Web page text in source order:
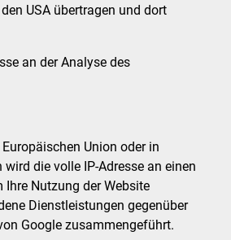
USA übertragen und dort
an der Analyse des
Union oder in
die volle IP-Adresse an einen
Nutzung der Website
Dienstleistungen gegenüber
Google zusammengeführt.